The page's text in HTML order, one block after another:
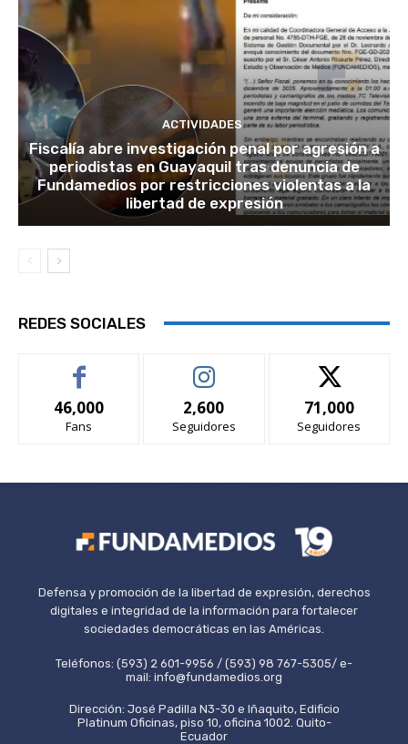
ACTIVIDADES
Fiscalía abre investigación penal por agresión a
periodistas en Guayaquil tras denuncia de
Fundamedios por restricciones violentas a la
libertad de expresión
REDES SOCIALES
46,000
Fans
2,600
Seguidores
71,000
Seguidores
Defensa y promoción de la libertad de expresión, derechos
digitales e integridad de la información para fortalecer
sociedades democráticas en las Américas.
Teléfonos: (593) 2 601-9956 / (593) 98 767-5305/ e-
mail: info@fundamedios.org
Dirección: José Padilla N3-30 e Iñaquito, Edificio
Platinum Oficinas, piso 10, oficina 1002. Quito-
Ecuador